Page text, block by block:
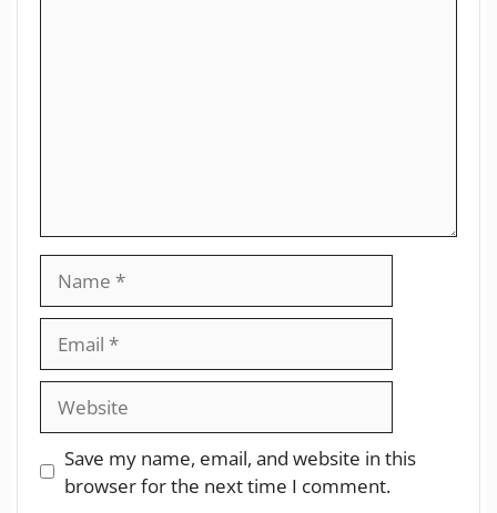
Save my name, email, and website in this
browser for the next time I comment.